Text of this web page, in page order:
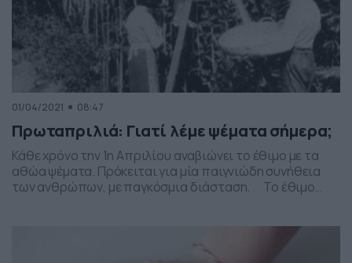
01/04/2021 08:47
Πρωταπριλιά: Γιατί λέμε ψέματα σήμερα;
Κάθε χρόνο την 1η Απριλίου αναβιώνει το έθιμο με τα
αθώα ψέματα. Πρόκειται για μία παιγνιώδη συνήθεια
των ανθρώπων, με παγκόσμια διάσταση. Το έθιμο
συνήθισαν την Πρωταπριλιά που καλυτέρευε ο καιρός
να βγαίνουν για ψάρεμα. Τις περισσότερες φορές […]